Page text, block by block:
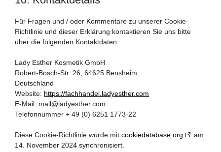
Für Fragen und / oder Kommentare zu unserer Cookie-
Richtlinie und dieser Erklärung kontaktieren Sie uns bitte
über die folgenden Kontaktdaten:
Lady Esther Kosmetik GmbH
Robert-Bosch-Str. 26, 64625 Bensheim
Deutschland
Website: https://fachhandel.ladyesther.com
E-Mail: mail@ladyesther.com
Telefonnummer + 49 (0) 6251 1773-22
Diese Cookie-Richtlinie wurde mit cookiedatabase.org
am
14. November 2024 synchronisiert.